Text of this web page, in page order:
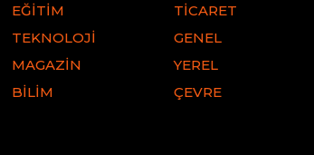
EĞİTİM
TEKNOLOJİ
MAGAZİN
BİLİM
TİCARET
GENEL
YEREL
ÇEVRE